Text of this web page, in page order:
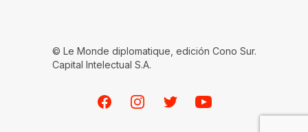
© Le Monde diplomatique, edición Cono Sur.
Capital Intelectual S.A.
FacebookInstagramTwitterYoutube